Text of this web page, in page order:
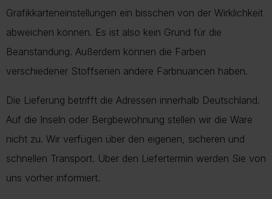
Grafikkarteneinstellungen ein bisschen von der Wirklichkeit
abweichen können. Es ist also kein Grund für die
Beanstandung. Außerdem können die Farben
verschiedener Stoffserien andere Farbnuancen haben.
Die Lieferung betrifft die Adressen innerhalb Deutschland.
Auf die Inseln oder Bergbewohnung stellen wir die Ware
nicht zu. Wir verfügen über den eigenen, sicheren und
schnellen Transport. Über den Liefertermin werden Sie von
uns vorher informiert.